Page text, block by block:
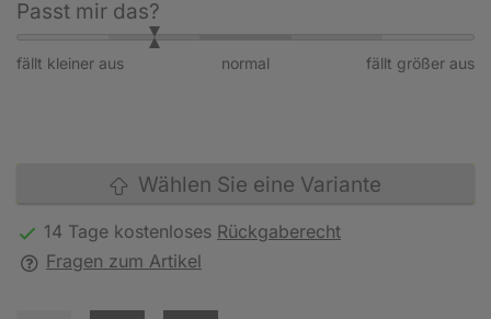
Passt mir das?
fällt kleiner aus fällt größer aus
normal
Wählen Sie eine Variante
14 Tage kostenloses Rückgaberecht
Fragen zum Artikel